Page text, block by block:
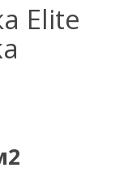
Elite